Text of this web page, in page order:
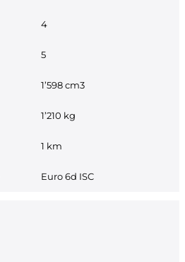
4
5
1’598 cm3
1’210 kg
1 km
Euro 6d ISC